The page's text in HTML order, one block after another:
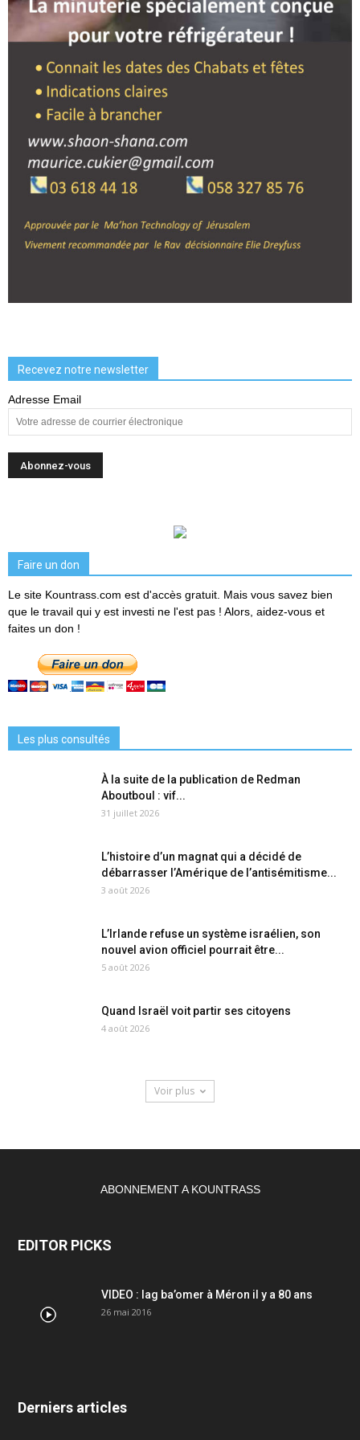
Recevez notre newsletter
Adresse Email
Faire un don
Le site Kountrass.com est d'accès gratuit. Mais vous savez bien
que le travail qui y est investi ne l'est pas ! Alors, aidez-vous et
faites un don !
Les plus consultés
À la suite de la publication de Redman
Aboutboul : vif...
31 juillet 2026
L’histoire d’un magnat qui a décidé de
débarrasser l’Amérique de l’antisémitisme...
3 août 2026
L’Irlande refuse un système israélien, son
nouvel avion officiel pourrait être...
5 août 2026
Quand Israël voit partir ses citoyens
4 août 2026
Voir plus
ABONNEMENT A KOUNTRASS
EDITOR PICKS
VIDEO : lag ba’omer à Méron il y a 80 ans
26 mai 2016
Derniers articles